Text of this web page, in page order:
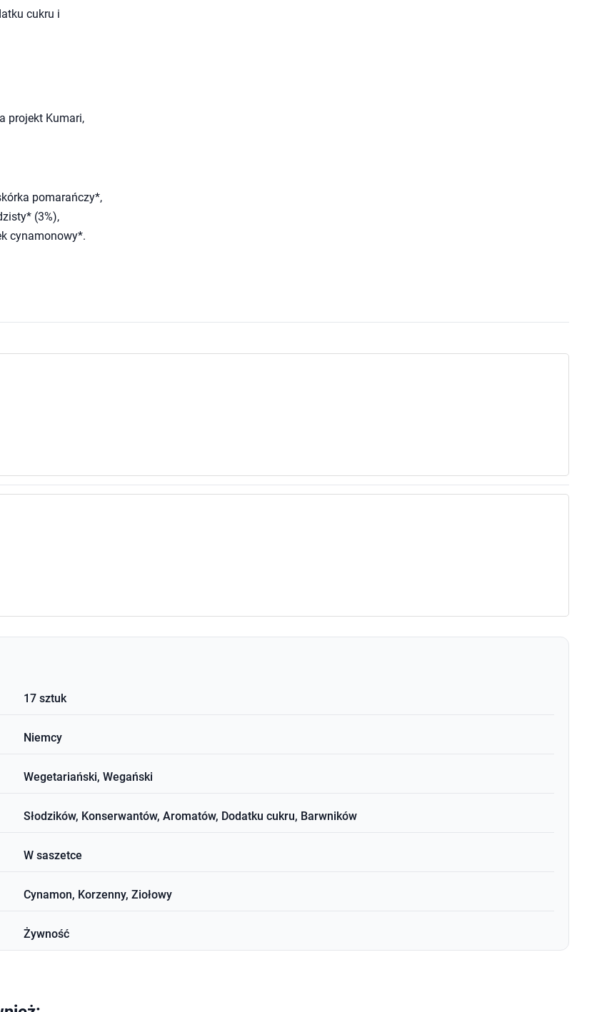
cukru i
projekt Kumari,
pomarańczy*,
(3%),
cynamonowy*.
17 sztuk
Niemcy
Wegetariański, Wegański
Słodzików, Konserwantów, Aromatów, Dodatku cukru, Barwników
W saszetce
Cynamon, Korzenny, Ziołowy
Żywność